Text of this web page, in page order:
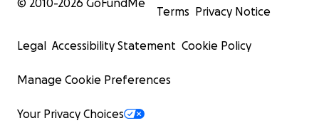
© 2010-2026 GoFundMe
Terms Privacy Notice
Legal Accessibility Statement Cookie Policy
Manage Cookie Preferences
Your Privacy Choices